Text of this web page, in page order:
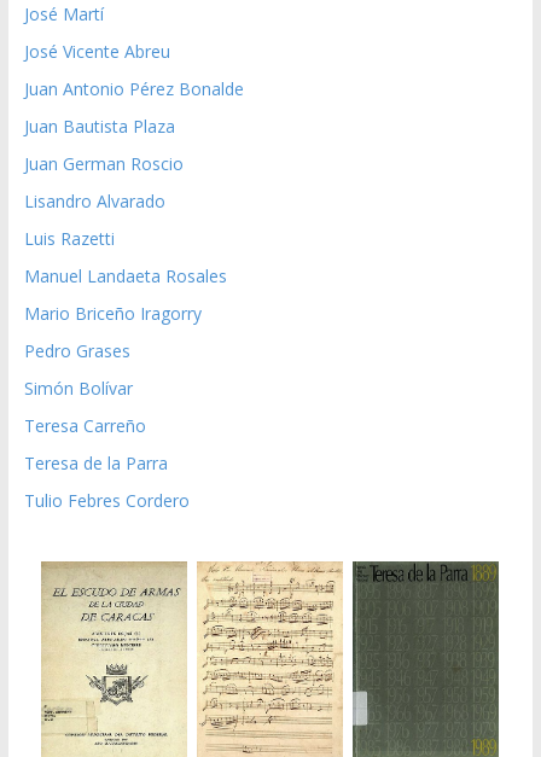
José Martí
José Vicente Abreu
Juan Antonio Pérez Bonalde
Juan Bautista Plaza
Juan German Roscio
Lisandro Alvarado
Luis Razetti
Manuel Landaeta Rosales
Mario Briceño Iragorry
Pedro Grases
Simón Bolívar
Teresa Carreño
Teresa de la Parra
Tulio Febres Cordero